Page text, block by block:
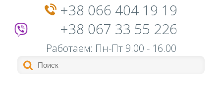
+38 066 404 19 19
+38 067 33 55 226
Работаем: Пн-Пт 9.00 - 16.00